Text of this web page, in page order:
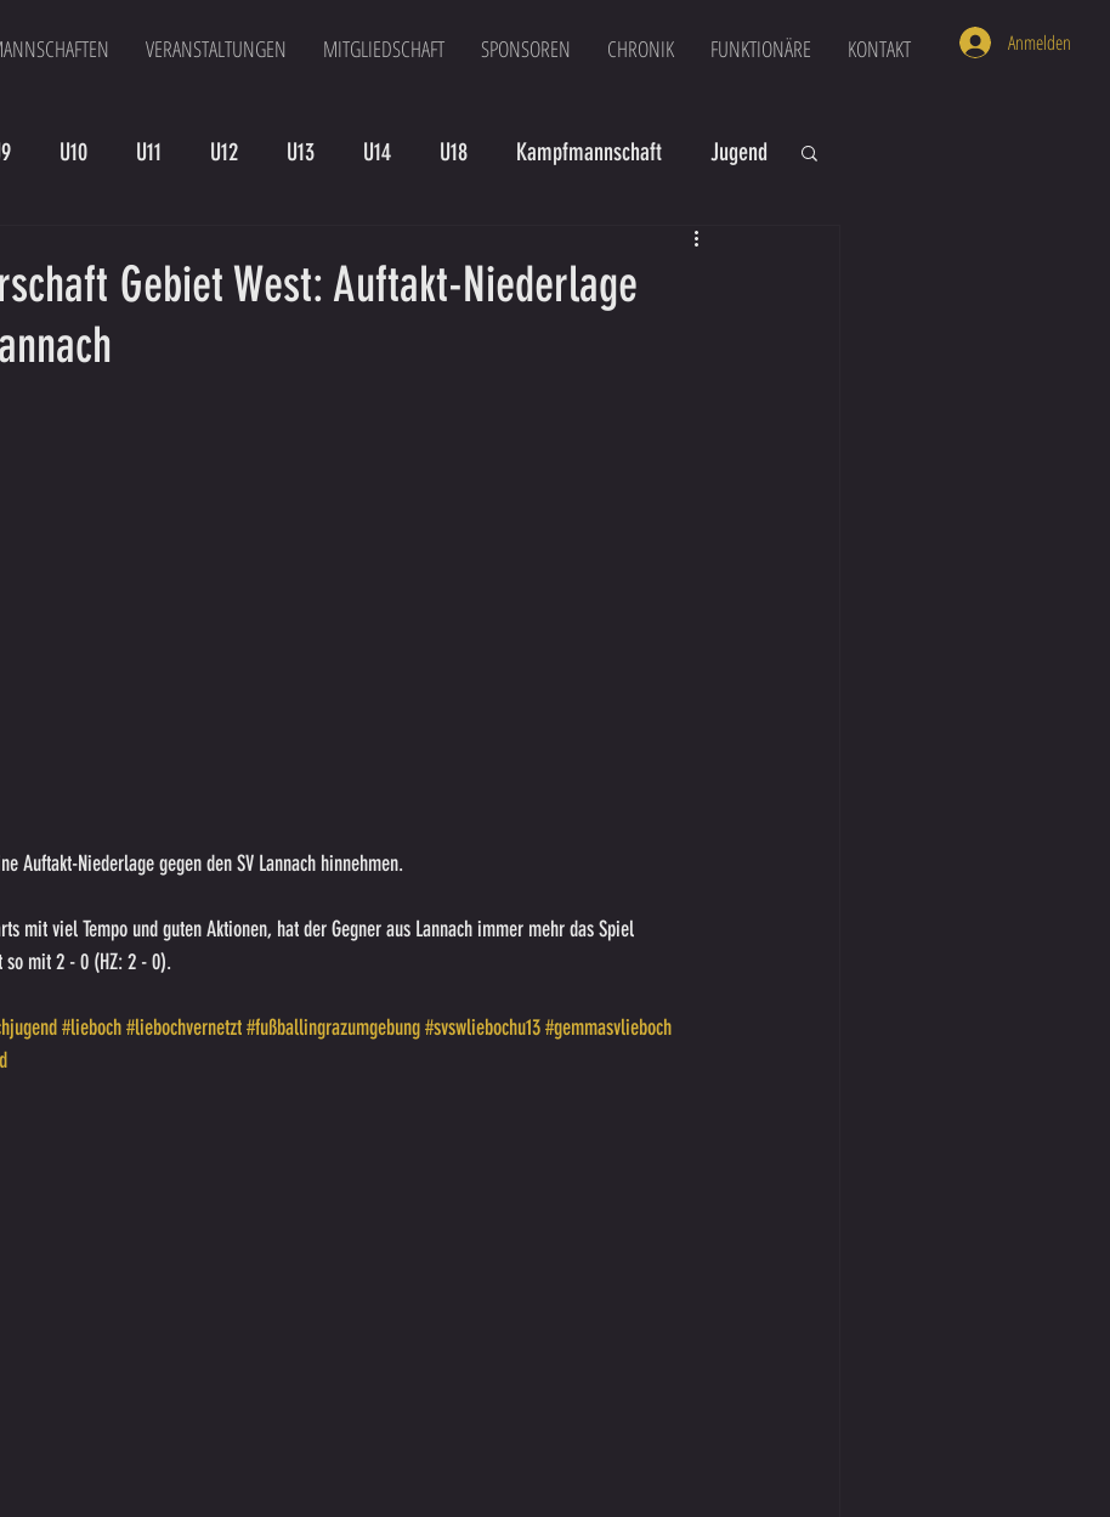
VERANSTALTUNGEN MITGLIEDSCHAFT SPONSOREN CHRONIK FUNKTIONÄRE KONTAKT Anmelden
U10 U11 U12 U13 U14 U18 Kampfmannschaft Jugend
Gebiet West: Auftakt-Niederlage
Auftakt-Niederlage gegen den SV Lannach hinnehmen.
mit viel Tempo und guten Aktionen, hat der Gegner aus Lannach immer mehr das Spiel
so mit 2 - 0 (HZ: 2 - 0).
#lieboch#liebochvernetzt#fußballingrazumgebung#svswliebochu13#gemmasvlieboch